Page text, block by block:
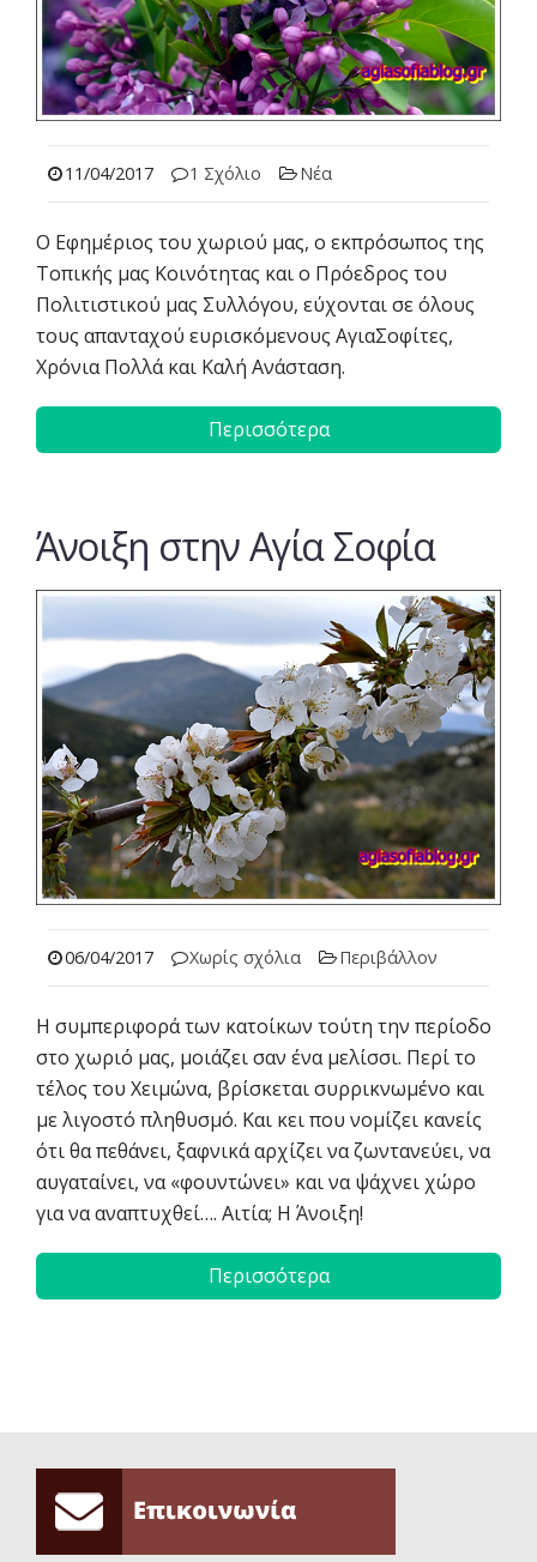
11/04/2017 1 Σχόλιο Νέα
Ο Εφημέριος του χωριού μας, ο εκπρόσωπος της
Τοπικής μας Κοινότητας και ο Πρόεδρος του
Πολιτιστικού μας Συλλόγου, εύχονται σε όλους
τους απανταχού ευρισκόμενους ΑγιαΣοφίτες,
Χρόνια Πολλά και Καλή Ανάσταση.
Περισσότερα
Άνοιξη στην Αγία Σοφία
06/04/2017 Χωρίς σχόλια Περιβάλλον
Η συμπεριφορά των κατοίκων τούτη την περίοδο
στο χωριό μας, μοιάζει σαν ένα μελίσσι. Περί το
τέλος του Χειμώνα, βρίσκεται συρρικνωμένο και
με λιγοστό πληθυσμό. Και κει που νομίζει κανείς
ότι θα πεθάνει, ξαφνικά αρχίζει να ζωντανεύει, να
αυγαταίνει, να «φουντώνει» και να ψάχνει χώρο
για να αναπτυχθεί…. Αιτία; Η Άνοιξη!
Περισσότερα